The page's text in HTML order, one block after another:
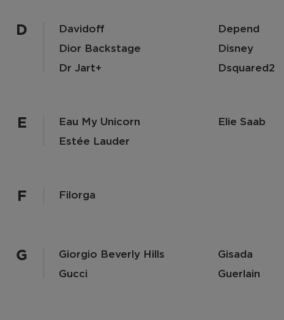
D Davidoff Depend
Dior Backstage
Disney
Dr Jart+
Dsquared2
E Eau My Unicorn Elie Saab
Estée Lauder
F Filorga
G Giorgio Beverly Hills Gisada
Gucci
Guerlain